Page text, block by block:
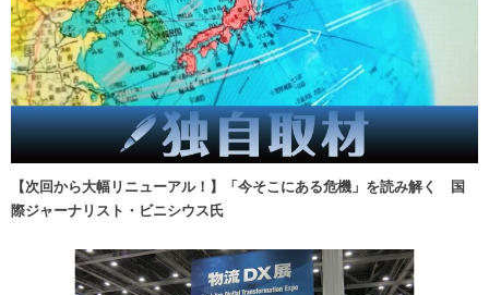
【次回から大幅リニューアル！】「今そこにある危機」を読み解く 国
際ジャーナリスト・ビニシウス氏